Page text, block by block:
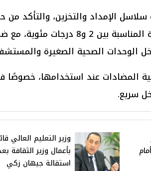
الإمداد والتخزين، والتأكد من
مضادات السموم في درجات الحرارة المناسبة بين 2 و8
الوحدات الصحية الصغيرة
المضادات عند استخدامها، خصوصًا
سريع.
وزير التعليم العالي
بأعمال وزير الثقافة
استقالة جيهان زكي